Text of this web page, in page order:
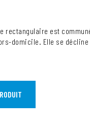
rectangulaire est
domicile. Elle se décline